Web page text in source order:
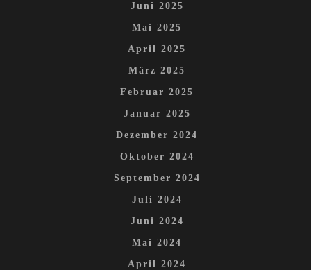
Juni 2025
Mai 2025
April 2025
März 2025
Februar 2025
Januar 2025
Dezember 2024
Oktober 2024
September 2024
Juli 2024
Juni 2024
Mai 2024
April 2024